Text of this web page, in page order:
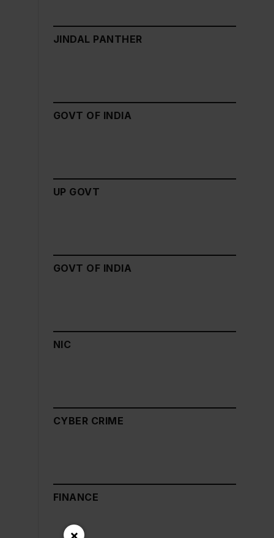
JINDAL PANTHER
GOVT OF INDIA
UP GOVT
GOVT OF INDIA
NIC
CYBER CRIME
FINANCE
×